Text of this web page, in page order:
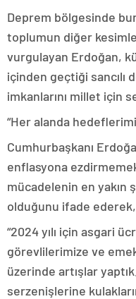
Deprem bölgesinde
toplumun diğer
vurgulayan Erdoğan,
içinden geçtiği sancılı
imkanlarını millet için
“Her alanda
Cumhurbaşkanı
enflasyona
mücadelenin en yakın
olduğunu ifade
“2024 yılı için asgari
görevlilerimize ve
üzerinde artışlar
serzenişlerine